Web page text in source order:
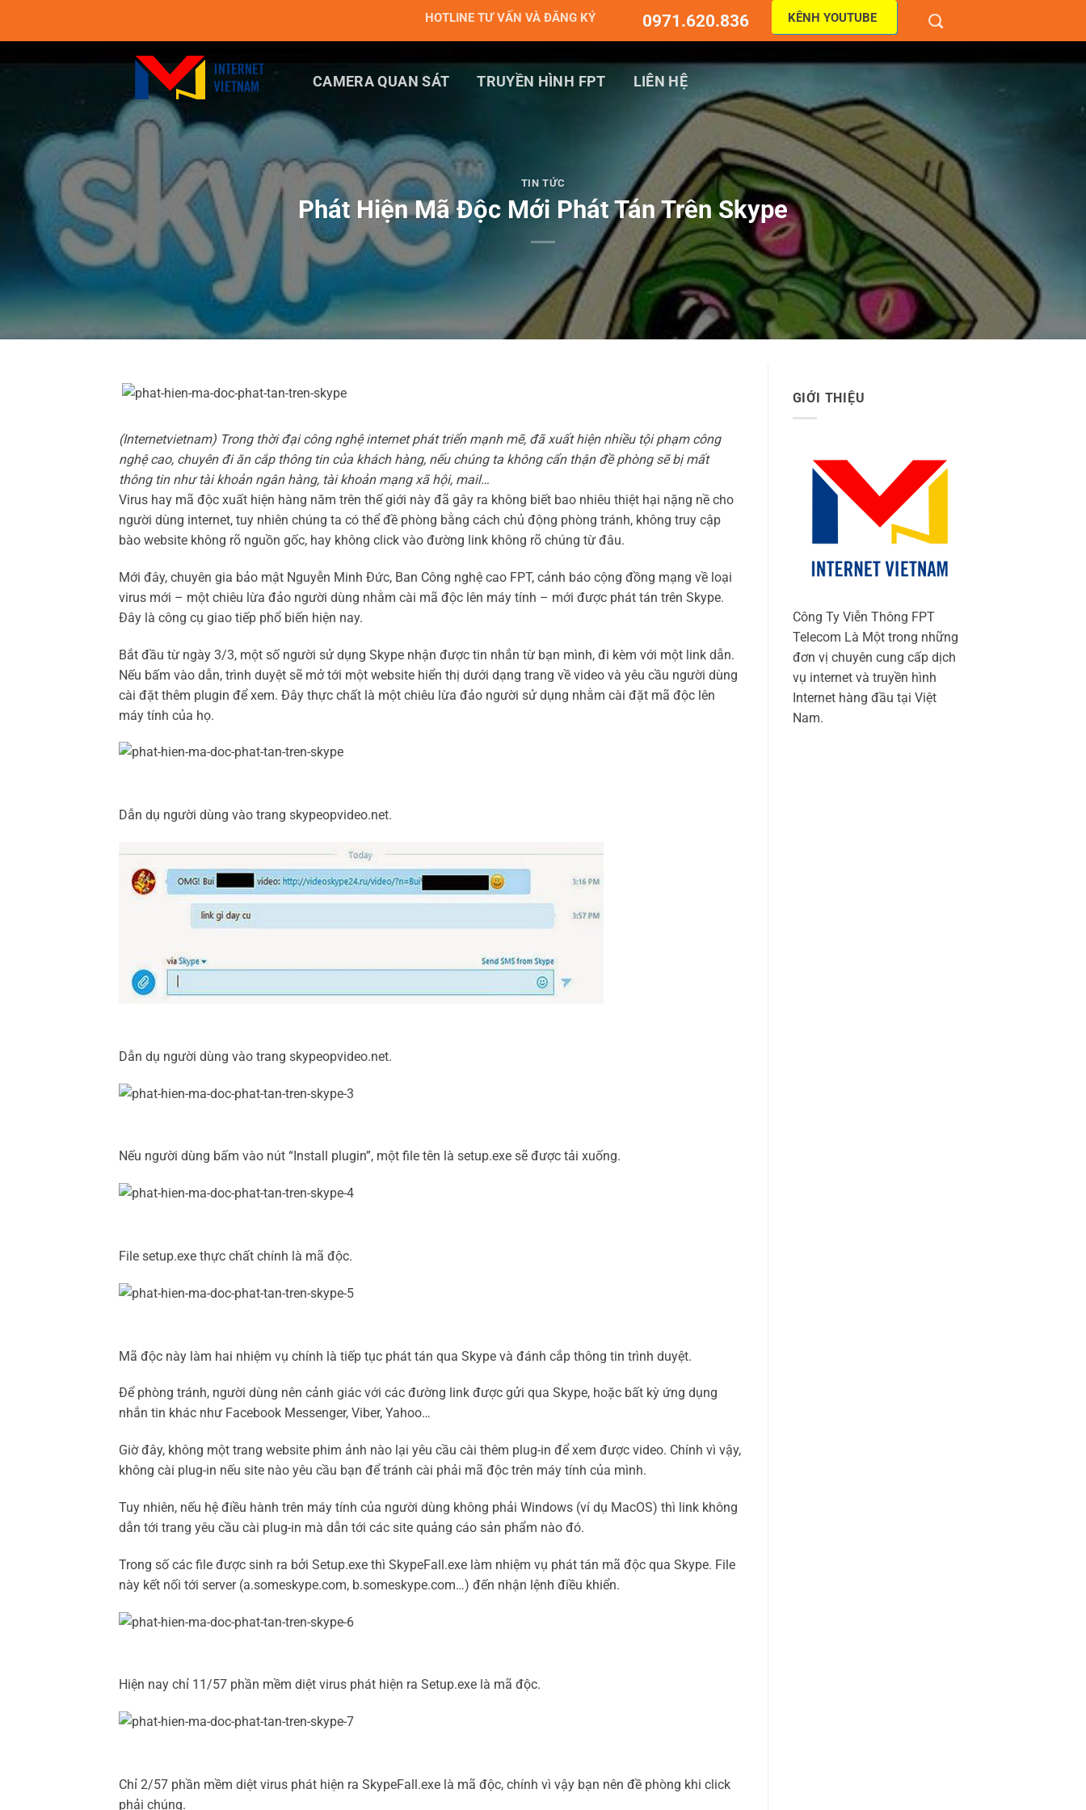
HOTLINE TƯ VẤN VÀ ĐĂNG KÝ 0971.620.836 KÊNH YOUTUBE
CAMERA QUAN SÁT TRUYỀN HÌNH FPT LIÊN HỆ
TIN TỨC
Phát Hiện Mã Độc Mới Phát Tán Trên Skype
(Internetvietnam) Trong thời đại công nghệ internet phát triển mạnh mẽ, đã xuất hiện nhiều tội phạm công
nghệ cao, chuyên đi ăn cắp thông tin của khách hàng, nếu chúng ta không cẩn thận đề phòng sẽ bị mất
thông tin như tài khoản ngân hàng, tài khoản mạng xã hội, mail…
Virus hay mã độc xuất hiện hàng năm trên thế giới này đã gây ra không biết bao nhiêu thiệt hại nặng nề cho
người dùng internet, tuy nhiên chúng ta có thể đề phòng bằng cách chủ động phòng tránh, không truy cập
bào website không rõ nguồn gốc, hay không click vào đường link không rõ chúng từ đâu.
Mới đây, chuyên gia bảo mật Nguyễn Minh Đức, Ban Công nghệ cao FPT, cảnh báo cộng đồng mạng về loại
virus mới – một chiêu lừa đảo người dùng nhằm cài mã độc lên máy tính – mới được phát tán trên Skype.
Đây là công cụ giao tiếp phổ biến hiện nay.
Bắt đầu từ ngày 3/3, một số người sử dụng Skype nhận được tin nhắn từ bạn mình, đi kèm với một link dẫn.
Nếu bấm vào dẫn, trình duyệt sẽ mở tới một website hiển thị dưới dạng trang về video và yêu cầu người dùng
cài đặt thêm plugin để xem. Đây thực chất là một chiêu lừa đảo người sử dụng nhằm cài đặt mã độc lên
máy tính của họ.
Dẫn dụ người dùng vào trang skypeopvideo.net.
Dẫn dụ người dùng vào trang skypeopvideo.net.
Nếu người dùng bấm vào nút “Install plugin”, một file tên là setup.exe sẽ được tải xuống.
File setup.exe thực chất chính là mã độc.
Mã độc này làm hai nhiệm vụ chính là tiếp tục phát tán qua Skype và đánh cắp thông tin trình duyệt.
Để phòng tránh, người dùng nên cảnh giác với các đường link được gửi qua Skype, hoặc bất kỳ ứng dụng
nhắn tin khác như Facebook Messenger, Viber, Yahoo…
Giờ đây, không một trang website phim ảnh nào lại yêu cầu cài thêm plug-in để xem được video. Chính vì vậy,
không cài plug-in nếu site nào yêu cầu bạn để tránh cài phải mã độc trên máy tính của mình.
Tuy nhiên, nếu hệ điều hành trên máy tính của người dùng không phải Windows (ví dụ MacOS) thì link không
dẫn tới trang yêu cầu cài plug-in mà dẫn tới các site quảng cáo sản phẩm nào đó.
Trong số các file được sinh ra bởi Setup.exe thì SkypeFall.exe làm nhiệm vụ phát tán mã độc qua Skype. File
này kết nối tới server (a.someskype.com, b.someskype.com…) đến nhận lệnh điều khiển.
Hiện nay chỉ 11/57 phần mềm diệt virus phát hiện ra Setup.exe là mã độc.
Chỉ 2/57 phần mềm diệt virus phát hiện ra SkypeFall.exe là mã độc, chính vì vậy bạn nên đề phòng khi click
phải chúng.
GIỚI THIỆU
Công Ty Viễn Thông FPT
Telecom Là Một trong những
đơn vị chuyên cung cấp dịch
vụ internet và truyền hình
Internet hàng đầu tại Việt
Nam.